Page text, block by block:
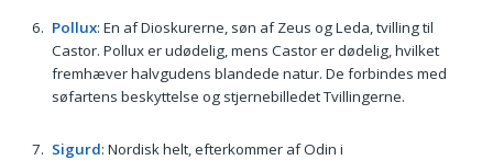
Pollux: En af Dioskurerne, søn af Zeus og Leda, tvilling til
Castor. Pollux er udødelig, mens Castor er dødelig, hvilket
fremhæver halvgudens blandede natur. De forbindes med
søfartens beskyttelse og stjernebilledet Tvillingerne.
Sigurd: Nordisk helt, efterkommer af Odin i